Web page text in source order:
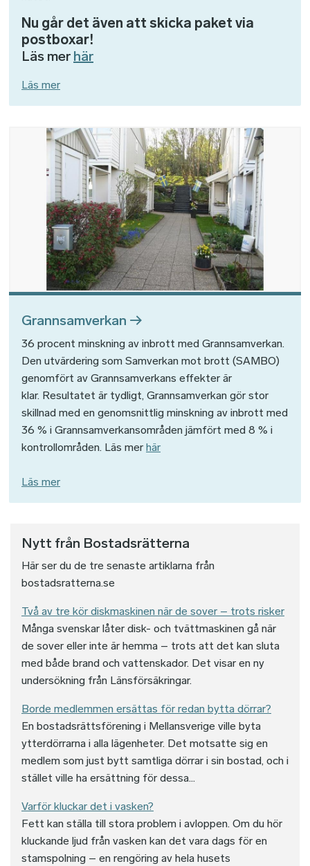
Nu går det även att skicka paket via
postboxar!
Läs mer här
Läs mer
Grannsamverkan
36 procent minskning av inbrott med Grannsamverkan.
Den utvärdering som Samverkan mot brott (SAMBO)
genomfört av Grannsamverkans effekter är
klar. Resultatet är tydligt, Grannsamverkan gör stor
skillnad med en genomsnittlig minskning av inbrott med
36 % i Grannsamverkansområden jämfört med 8 % i
kontrollområden. Läs mer här
Läs mer
Nytt från Bostadsrätterna
Här ser du de tre senaste artiklarna från
bostadsratterna.se
Två av tre kör diskmaskinen när de sover – trots risker
Många svenskar låter disk- och tvättmaskinen gå när
de sover eller inte är hemma – trots att det kan sluta
med både brand och vattenskador. Det visar en ny
undersökning från Länsförsäkringar.
Borde medlemmen ersättas för redan bytta dörrar?
En bostadsrättsförening i Mellansverige ville byta
ytterdörrarna i alla lägenheter. Det motsatte sig en
medlem som just bytt samtliga dörrar i sin bostad, och i
stället ville ha ersättning för dessa...
Varför kluckar det i vasken?
Fett kan ställa till stora problem i avloppen. Om du hör
kluckande ljud från vasken kan det vara dags för en
stamspolning – en rengöring av hela husets